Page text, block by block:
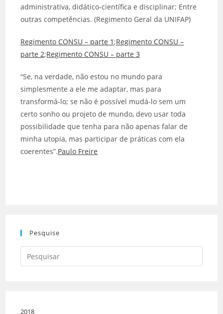
administrativa, didático-científica e disciplinar; Entre
outras competências. (Regimento Geral da UNIFAP)
Regimento CONSU – parte 1;Regimento CONSU –
parte 2;Regimento CONSU – parte 3
“Se, na verdade, não estou no mundo para
simplesmente a ele me adaptar, mas para
transformá-lo; se não é possível mudá-lo sem um
certo sonho ou projeto de mundo, devo usar toda
possibilidade que tenha para não apenas falar de
minha utopia, mas participar de práticas com ela
coerentes”.Paulo Freire
Pesquise
2018